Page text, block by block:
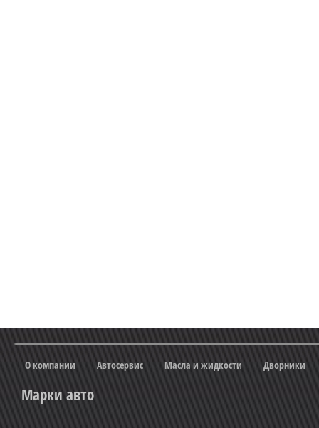
О компании Автосервис Масла и жидкости Дворники
Марки авто